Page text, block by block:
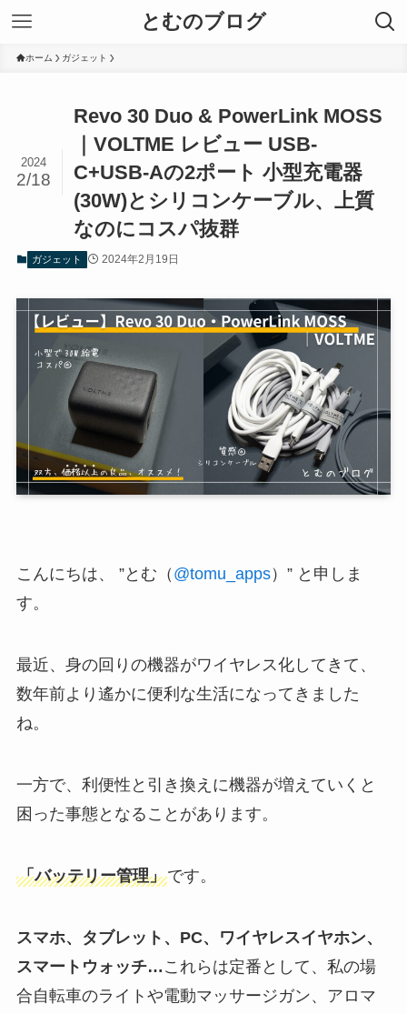
とむのブログ
ホーム ガジェット
Revo 30 Duo & PowerLink MOSS
｜VOLTME レビュー USB-
C+USB-Aの2ポート 小型充電器
(30W)とシリコンケーブル、上質
なのにコスパ抜群
2024
2/18
ガジェット 2024年2月19日
こんにちは、 ”とむ（ @tomu_apps）” と申しま
す。
最近、身の回りの機器がワイヤレス化してきて、
数年前より遙かに便利な生活になってきました
ね。
一方で、利便性と引き換えに機器が増えていくと
困った事態となることがあります。
「バッテリー管理」です。
スマホ、タブレット、PC、ワイヤレスイヤホン、
スマートウォッチ… これらは定番として、私の場
合自転車のライトや電動マッサージガン、アロマ